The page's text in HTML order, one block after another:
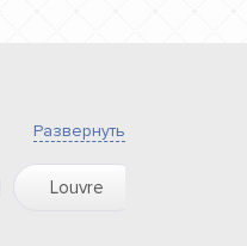
Louvre
Развернуть